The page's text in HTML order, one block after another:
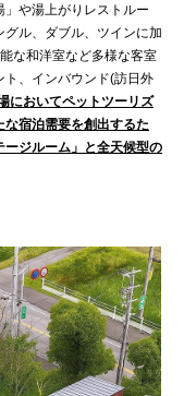
や湯上がりレストルー
ル、ダブル、ツインに加
な和洋室など多様な客室
ト、インバウンド(訪日外
においてペットツーリズ
宿泊需要を創出するた
ジルーム」と全天候型の